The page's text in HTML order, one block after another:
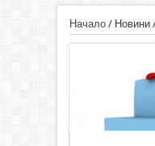
Начало/ Новини